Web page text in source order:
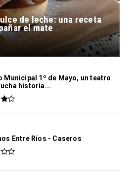
de leche: una receta
el mate
Municipal 1º de Mayo, un teatro
historia...
Entre Ríos - Caseros